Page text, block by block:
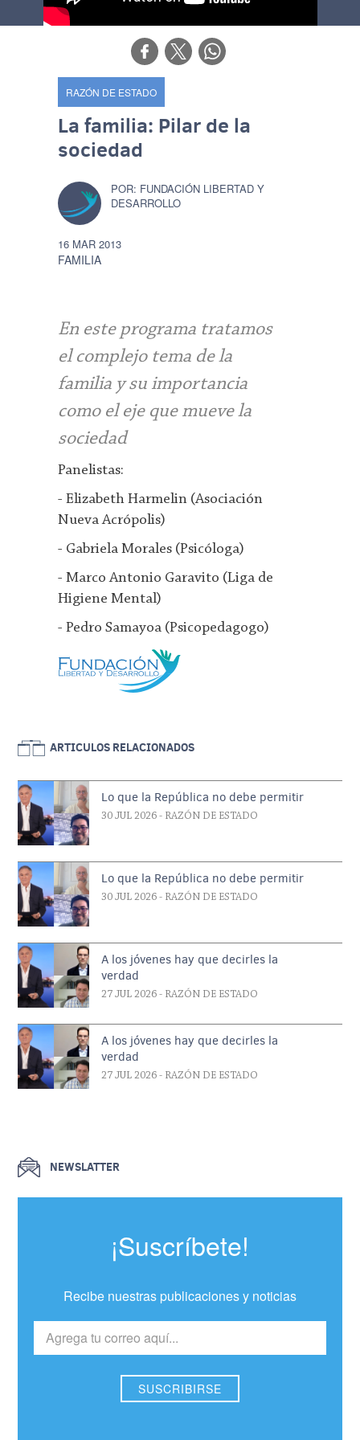
RAZÓN DE ESTADO
La familia: Pilar de la
sociedad
FAMILIA
FUNDACIÓN LIBERTAD Y
DESARROLLO
16 MAR 2013
En este programa tratamos
el complejo tema de la
familia y su importancia
como el eje que mueve la
sociedad
Panelistas:
- Elizabeth Harmelin (Asociación
Nueva Acrópolis)
- Gabriela Morales (Psicóloga)
- Marco Antonio Garavito (Liga de
Higiene Mental)
- Pedro Samayoa (Psicopedagogo)
ARTICULOS RELACIONADOS
Lo que la República no debe permitir
30 JUL 2026 - RAZÓN DE ESTADO
Lo que la República no debe permitir
30 JUL 2026 - RAZÓN DE ESTADO
A los jóvenes hay que decirles la
verdad
27 JUL 2026 - RAZÓN DE ESTADO
A los jóvenes hay que decirles la
verdad
27 JUL 2026 - RAZÓN DE ESTADO
NEWSLATTER
¡Suscríbete!
Recibe nuestras publicaciones y noticias